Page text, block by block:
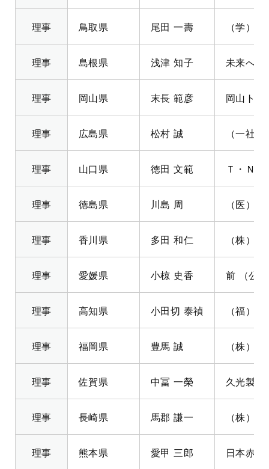
理事 鳥取県 尾田 一壽 （学）
理事 島根県 浅津 知子 未来へつ
理事 岡山県 末長 範彦 岡山トヨ
理事 広島県 松村 誠 （一社
理事 山口県 徳田 文範 Ｔ・Ｎ
理事 徳島県 川島 周 （医）
理事 香川県 多田 和仁 （株）
理事 愛媛県 小椋 史香 前 （公
理事 高知県 小田切 泰禎 （福）
理事 福岡県 豊馬 誠 （株）
理事 佐賀県 中冨 一榮 久光製薬
理事 長崎県 馬郡 謙一 （株）
理事 熊本県 愛甲 三郎 日本赤